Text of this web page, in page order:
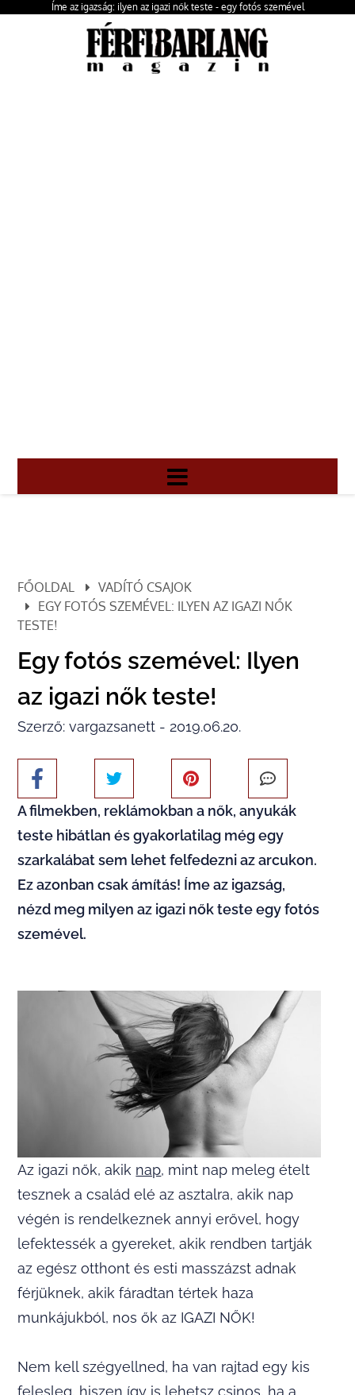
Íme az igazság: ilyen az igazi nők teste - egy fotós szemével
FŐOLDAL
VADÍTÓ CSAJOK
EGY FOTÓS SZEMÉVEL: ILYEN AZ IGAZI NŐK
TESTE!
Egy fotós szemével: Ilyen
az igazi nők teste!
Szerző: vargazsanett - 2019.06.20.
A filmekben, reklámokban a nők, anyukák
teste hibátlan és gyakorlatilag még egy
szarkalábat sem lehet felfedezni az arcukon.
Ez azonban csak ámítás! Íme az igazság,
nézd meg milyen az igazi nők teste egy fotós
szemével.
Az igazi nők, akik nap, mint nap meleg ételt
tesznek a család elé az asztalra, akik nap
végén is rendelkeznek annyi erővel, hogy
lefektessék a gyereket, akik rendben tartják
az egész otthont és esti masszázst adnak
férjüknek, akik fáradtan tértek haza
munkájukból, nos ők az IGAZI NŐK!
Nem kell szégyellned, ha van rajtad egy kis
felesleg, hiszen így is lehetsz csinos, ha a